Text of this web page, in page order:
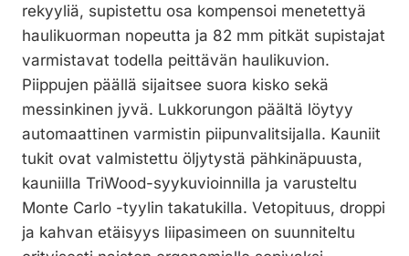
rekyyliä, supistettu osa kompensoi menetettyä
haulikuorman nopeutta ja 82 mm pitkät supistajat
varmistavat todella peittävän haulikuvion.
Piippujen päällä sijaitsee suora kisko sekä
messinkinen jyvä. Lukkorungon päältä löytyy
automaattinen varmistin piipunvalitsijalla. Kauniit
tukit ovat valmistettu öljytystä pähkinäpuusta,
kauniilla TriWood-syykuvioinnilla ja varusteltu
Monte Carlo -tyylin takatukilla. Vetopituus, droppi
ja kahvan etäisyys liipasimeen on suunniteltu